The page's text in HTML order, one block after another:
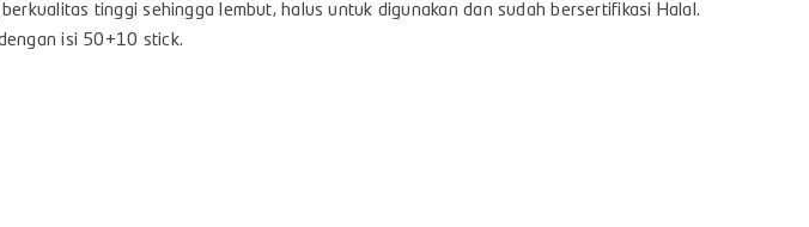
tinggi sehingga lembut, halus untuk digunakan dan sudah bersertifikasi Halal.
isi 50+10 stick.